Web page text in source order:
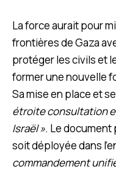
La force aurait pour
frontières de Gaza
protéger les civils et
former une nouvelle
Sa mise en place et
étroite consultation
Israël ». Le
soit déployée dans
commandement